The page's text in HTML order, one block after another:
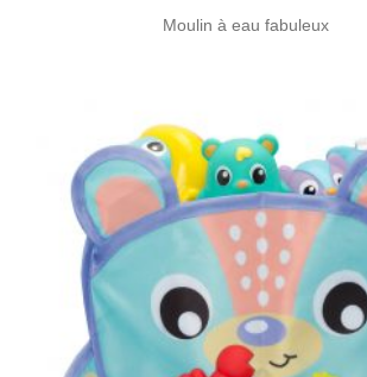
Moulin à eau fabuleux